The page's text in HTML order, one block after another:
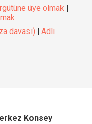
üye olmak
davası)
Adli
Konsey